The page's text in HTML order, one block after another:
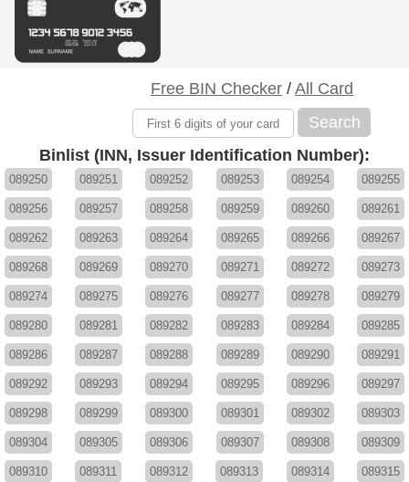
Free BIN Checker / All Card
Search
Binlist (INN, Issuer Identification Number):
089250 089251 089252 089253 089254 089255
089256 089257 089258 089259 089260 089261
089262 089263 089264 089265 089266 089267
089268 089269 089270 089271 089272 089273
089274 089275 089276 089277 089278 089279
089280 089281 089282 089283 089284 089285
089286 089287 089288 089289 089290 089291
089292 089293 089294 089295 089296 089297
089298 089299 089300 089301 089302 089303
089304 089305 089306 089307 089308 089309
089310 089311 089312 089313 089314 089315